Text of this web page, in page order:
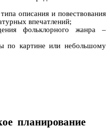
описания и повествования
впечатлений;
фольклорного жанра –
по картине или небольшому
планирование